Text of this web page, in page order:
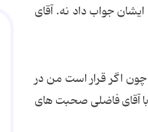
جواب داد نه. آقاى
اگر قرار است من در
با آقاى فاضلى صحبت هاى